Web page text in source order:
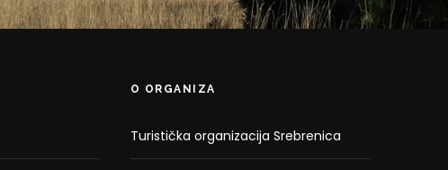
O ORGANIZA
Turistička organizacija Srebrenica